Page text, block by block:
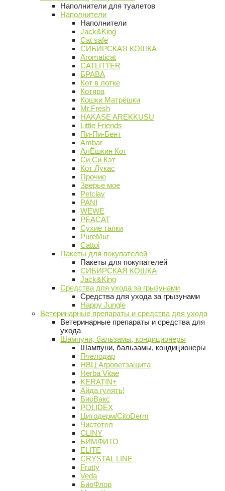
Наполнители для туалетов
Наполнители
Наполнители
Jack&King
Cat safe
СИБИРСКАЯ КОШКА
Aromaticat
CATLITTER
БРАВА
Кот в лотке
Котяра
Кошки Матрёшки
Mr.Fresh
HAKASE AREKKUSU
Little Friends
Пи-Пи-Бент
Ambar
АлЁшкин Кот
Си Си Кэт
Кот Лукас
Прочие
Зверье мое
Petclay
PANI
WEWE
PEACAT
Сухие тапки
PureMur
Cattoi
Пакеты для покупателей
Пакеты для покупателей
СИБИРСКАЯ КОШКА
Jack&King
Средства для ухода за грызунами
Средства для ухода за грызунами
Happy Jungle
Ветеринарные препараты и средства для ухода
Ветеринарные препараты и средства для
ухода
Шампуни, бальзамы, кондиционеры
Шампуни, бальзамы, кондиционеры
Пчелодар
НВЦ Агроветзащита
Herba Vitae
KERATIN+
Айда гулять!
БиоВакс
POLIDEX
Цитодерм/CitoDerm
Чистотел
CLINY
БИМФИТО
ELITE
CRYSTAL LINE
Frutty
Veda
БиоФлор